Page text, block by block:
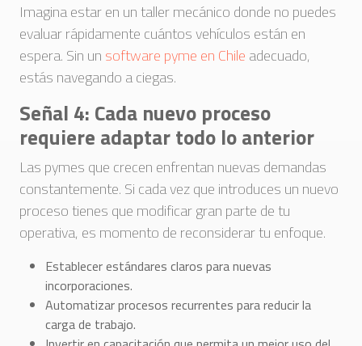
Imagina estar en un taller mecánico donde no puedes
evaluar rápidamente cuántos vehículos están en
espera. Sin un software pyme en Chile adecuado,
estás navegando a ciegas.
Señal 4: Cada nuevo proceso
requiere adaptar todo lo anterior
Las pymes que crecen enfrentan nuevas demandas
constantemente. Si cada vez que introduces un nuevo
proceso tienes que modificar gran parte de tu
operativa, es momento de reconsiderar tu enfoque.
Establecer estándares claros para nuevas
incorporaciones.
Automatizar procesos recurrentes para reducir la
carga de trabajo.